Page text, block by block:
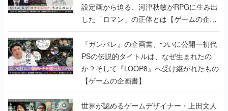
設定画から迫る、河津秋敏がRPGに生み出
した「ロマン」の正体とは【ゲームの企画
書】
『ガンパレ』の企画書、ついに公開━初代
PSの伝説的タイトルは、なぜ生まれたの
か？そして『LOOP8』へ受け継がれたもの
【ゲームの企画書】
世界が認めるゲームデザイナー・上田文人